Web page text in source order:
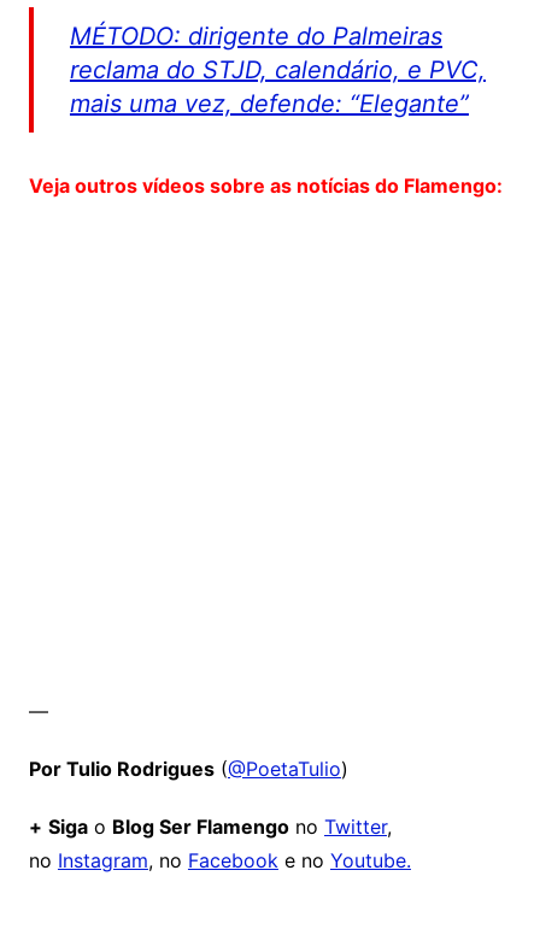
MÉTODO: dirigente do Palmeiras
reclama do STJD, calendário, e PVC,
mais uma vez, defende: “Elegante”
Veja outros vídeos sobre as notícias do Flamengo:
—
Por Tulio Rodrigues(@PoetaTulio)
+ Sigao Blog Ser Flamengono Twitter,
no Instagram, no Facebooke no Youtube.